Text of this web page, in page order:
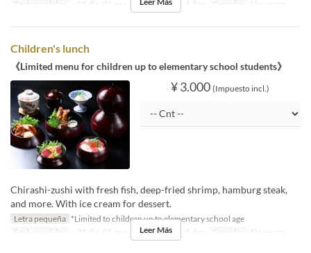
Fechas validas
~ 25 dic, 05 ene 2027 ~ Día s, d, fies Comidas Almuerzo
Children's lunch
《Limited menu for children up to elementary school students》
¥ 3.000 (Impuesto incl.)
Chirashi-zushi with fresh fish, deep-fried shrimp, hamburg steak,
and more. With ice cream for dessert.
Letra pequeña *Limited to children up to elementary school age
Fechas validas
~ 25 dic, 05 ene 2027 ~ Día s, d, fies Comidas Almuerzo
Leer Más